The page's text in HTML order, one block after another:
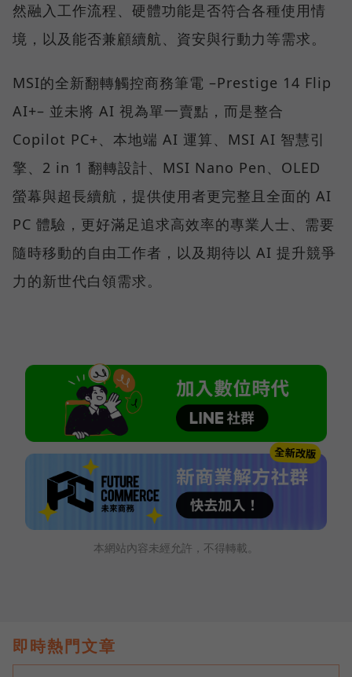
然融入工作流程、硬體功能是否符合各種使用情
境，以及能否兼顧續航、資安與行動力等需求。
MSI的全新翻轉觸控商務筆電 –Prestige 14 Flip
AI+– 並未將 AI 視為單一賣點，而是整合
Copilot PC+、本地端 AI 運算、MSI AI 智慧引
擎、2 in 1 翻轉設計、MSI Nano Pen、OLED
螢幕與超長續航，提供使用者更完整且全面的 AI
PC 體驗，更好滿足追求高效率的專業人士、需要
隨時移動的自由工作者，以及期待以 AI 提升競爭
力的新世代白領需求。
本網站內容未經允許，不得轉載。
即時熱門文章